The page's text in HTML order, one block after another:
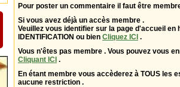
Pour poster un commentaire il faut être
Si vous avez déjà un accès membre .
Veuillez vous identifier sur la page d'accueil en
IDENTIFICATION ou bien Cliquez ICI .
Vous n'êtes pas membre . Vous pouvez vous
Cliquant ICI .
En étant membre vous accèderez à TOUS les
aucune restriction .